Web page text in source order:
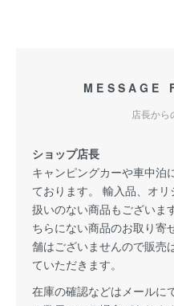
MESSAGE
店長から
ショップ店長
キャンピングカーや車中泊
ております。 輸入品、オ
扱いのない商品もございま
ちらにない商品のお取り寄
舗はございませんので販売
ていただきます。
在庫の確認などはメールに